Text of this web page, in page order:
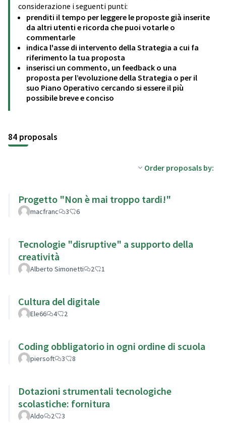
considerazione i seguenti punti:
prenditi il tempo per leggere le proposte già inserite
da altri utenti e ricorda che puoi votarle o
commentarle
indica l'asse di intervento della Strategia a cui fa
riferimento la tua proposta
inserisci un commento, un feedback o una
proposta per l’evoluzione della Strategia o per il
suo Piano Operativo cercando si essere il più
possibile breve e conciso
84 proposals
Order proposals by:
Progetto "Non è mai troppo tardi!"
macfranc 3 6
Tecnologie "disruptive" a supporto della
creatività
Alberto Simonetti 2 1
Cultura del digitale
Ele66 4 2
Coding obbligatorio in ogni ordine di scuola
piersoft 3 8
Dotazioni strumentali tecnologiche
scolastiche: fornitura
Aldo 2 3